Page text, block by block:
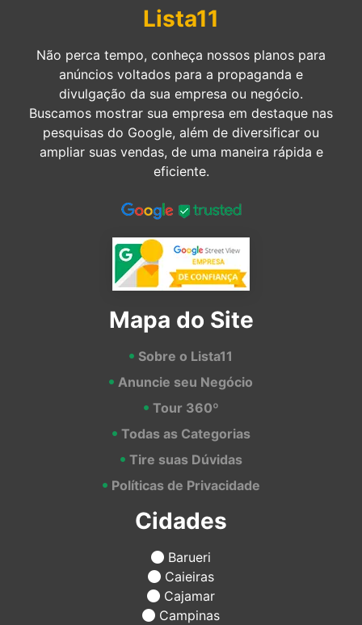
Lista11
Não perca tempo, conheça nossos planos para
anúncios voltados para a propaganda e
divulgação da sua empresa ou negócio.
Buscamos mostrar sua empresa em destaque nas
pesquisas do Google, além de diversificar ou
ampliar suas vendas, de uma maneira rápida e
eficiente.
Mapa do Site
Sobre o Lista11
Anuncie seu Negócio
Tour 360º
Todas as Categorias
Tire suas Dúvidas
Políticas de Privacidade
Cidades
Barueri
Caieiras
Cajamar
Campinas